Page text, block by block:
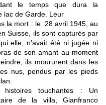
le temps que dura la
lac de Garde. Leur
la mort : le 28 avril 1945, au
Suisse, ils sont capturés par
elle, n'avait été ni jugée ni
de son amant au moment
ils moururent dans les
nus, pendus par les pieds
touchantes : Un
de la villa, Gianfranco